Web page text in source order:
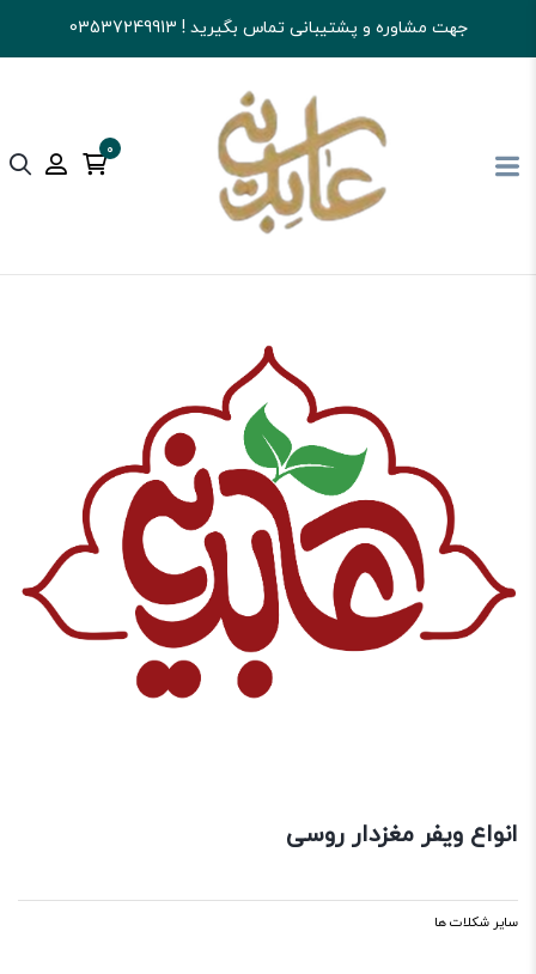
جهت مشاوره و پشتیبانی تماس بگیرید ! 03537249913
0
آجیل و خشکبار عابدینی شکلات سایر شکلات ها
انواع ویفر مغزدار روسی
سایر شکلات ها